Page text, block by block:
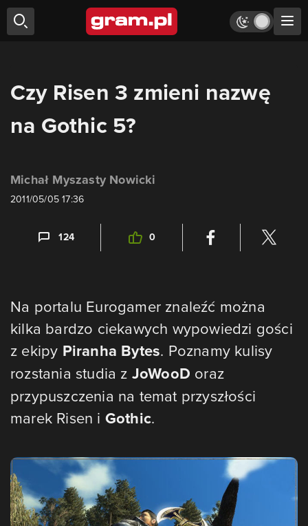
Czy Risen 3 zmieni nazwę
na Gothic 5?
Michał Myszasty Nowicki
2011/05/05 17:36
124 0
Na portalu Eurogamer znaleźć można
kilka bardzo ciekawych wypowiedzi gości
z ekipy Piranha Bytes. Poznamy kulisy
rozstania studia z JoWooD oraz
przypuszczenia na temat przyszłości
marek Risen i Gothic.